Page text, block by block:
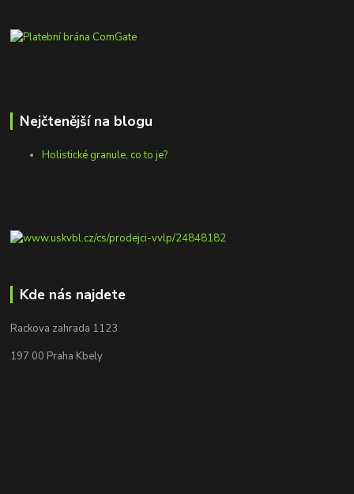
Nejčtenější na blogu
Holistické granule, co to je?
Kde nás najdete
Rackova zahrada 1123
197 00 Praha Kbely